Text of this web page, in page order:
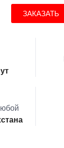
ЗАКАЗАТЬ